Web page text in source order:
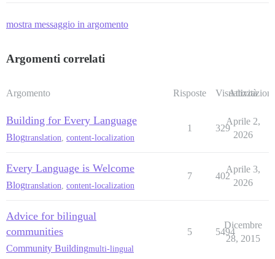
mostra messaggio in argomento
Argomenti correlati
Argomento Risposte Visualizzazioni
Attività
Building for Every Language
Blogtranslation content-localization
1 329
Aprile 2,
2026
Every Language is Welcome
Blogtranslation content-localization
7 402
Aprile 3,
2026
Advice for bilingual
communities
Community Buildingmulti-lingual
5 5494
Dicembre
28, 2015